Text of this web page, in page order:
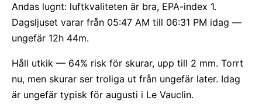
Andas lugnt: luftkvaliteten är bra, EPA-index 1.
Dagsljuset varar från 05:47 AM till 06:31 PM idag —
ungefär 12h 44m.
Håll utkik — 64% risk för skurar, upp till 2 mm. Torrt
nu, men skurar ser troliga ut från ungefär later. Idag
är ungefär typisk för augusti i Le Vauclin.